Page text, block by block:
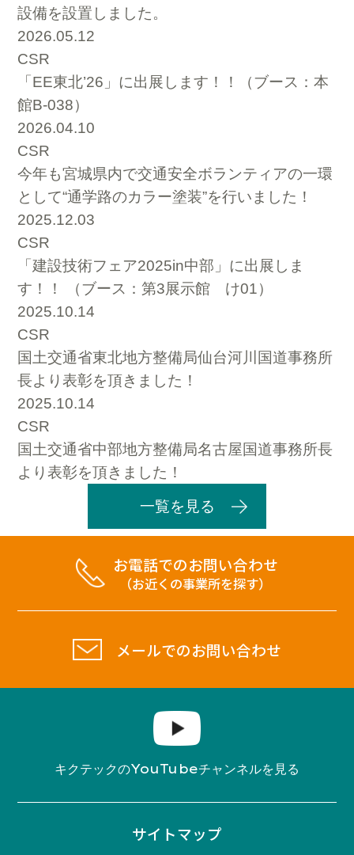
設備を設置しました。
2026.05.12
CSR
「EE東北’26」に出展します！！（ブース：本
館B-038）
2026.04.10
CSR
今年も宮城県内で交通安全ボランティアの一環
として“通学路のカラー塗装”を行いました！
2025.12.03
CSR
「建設技術フェア2025in中部」に出展しま
す！！ （ブース：第3展示館 け01）
2025.10.14
CSR
国土交通省東北地方整備局仙台河川国道事務所
長より表彰を頂きました！
2025.10.14
CSR
国土交通省中部地方整備局名古屋国道事務所長
より表彰を頂きました！
一覧を見る
お電話でのお問い合わせ
（お近くの事業所を探す）
メールでのお問い合わせ
キクテックのYouTubeチャンネルを見る
サイトマップ